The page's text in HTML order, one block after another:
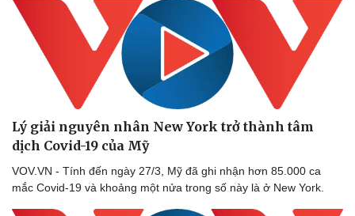
Lý giải nguyên nhân New York trở thành tâm
dịch Covid-19 của Mỹ
VOV.VN - Tính đến ngày 27/3, Mỹ đã ghi nhận hơn 85.000 ca
mắc Covid-19 và khoảng một nửa trong số này là ở New York.